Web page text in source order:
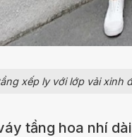
xếp ly với lớp vải xinh
tầng hoa nhí dài